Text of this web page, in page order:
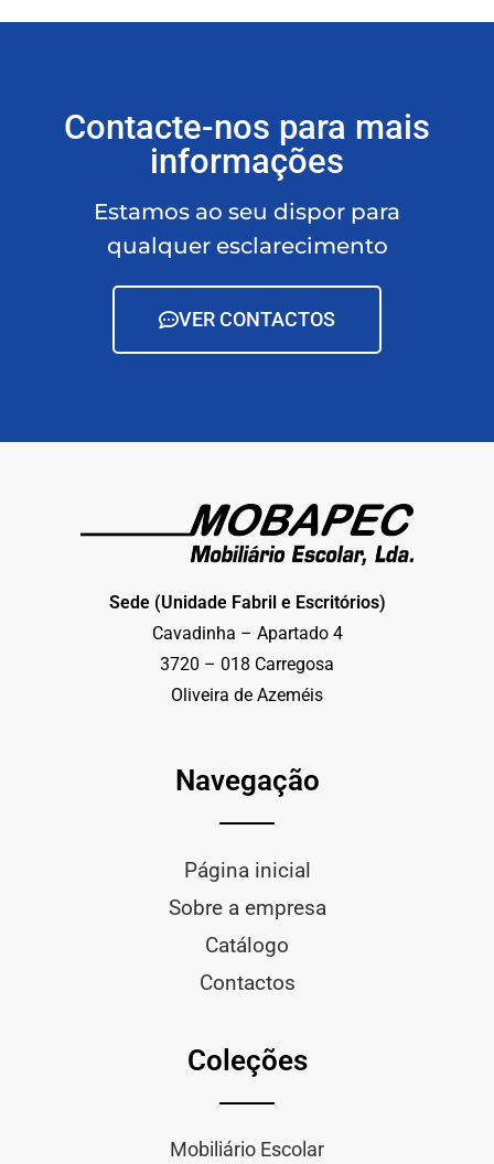
Contacte-nos para mais
informações
Estamos ao seu dispor para
qualquer esclarecimento
VER CONTACTOS
Sede (Unidade Fabril e Escritórios)
Cavadinha – Apartado 4
3720 – 018 Carregosa
Oliveira de Azeméis
Navegação
Página inicial
Sobre a empresa
Catálogo
Contactos
Coleções
Mobiliário Escolar